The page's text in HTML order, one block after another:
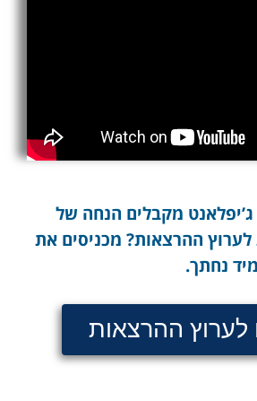
מקבלים הנחה של
לערוץ ההרצאות? מכניסים את
נחתך.
לערוץ ההרצאות